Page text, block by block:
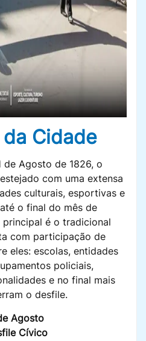
Cidade
de Agosto de 1826, o
com uma extensa
culturais, esportivas e
o final do mês de
é o tradicional
com participação de
eles: escolas, entidades
policiais,
e no final mais
o desfile.
Agosto
Cívico